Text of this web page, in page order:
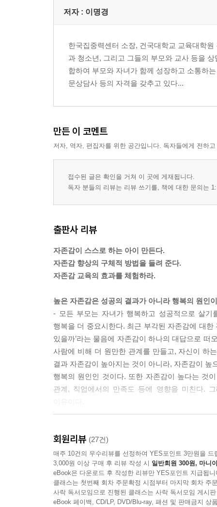
2단계 : 계획 수립 - 언제, 어떤 방법으로 하는 것
4단계 : 수행 후 점검 - 과제의 완성도, 부족한 자신
5단계 : 자기 강화 - 스스로에 대한 칭찬과 격려
4. 선택과 책임 가르치기
다양한 역할 주기
5. 성공과 실패에 대한 부모의 대처 전략
실패에 대한 내성이 자존감 급락을 예방한다
6. 자존감을 높이는 칭찬과 훈육 방법
과정 중심 VS 결과 중심
가족 회의를 통해 가족 규칙 만들기
5부 자존감 교육의 효과
높은 공감 능력, 대인관계 능력
높은 집중력
목표 지향적 행동, 자기 조절 능력
저자 : 이명경
한국집중력센터 소장, 건국대학교 교육대학
과 청소년, 그리고 그들의 부모와 교사 등을
합하여 부모와 자녀가 함께 성장하고 소통하
문상담사 등의 자격을 갖추고 있다...
만든 이 코멘트
저자, 역자, 편집자를 위한 공간입니다. 독자들에게 전하
접수된 글은 확인을 거쳐 이 곳에 게재됩니다.
독자 분들의 리뷰는 리뷰 쓰기를, 책에 대한 문의는
출판사 리뷰
자존감이 스스로 하는 아이 만든다.
자존감 향상의 구체적 방법을 들려 준다.
자존감 교육의 효과를 체험하라.
높은 자존감은 성공의 결과가 아니라 행복의 원인
- 모든 부모는 자녀가 행복하고 성공적으로 살
행복을 더 중요시한다. 최근 부각된 자존감에 대
있을까’라는 물음에 자존감이 하나의 대답으로
사람에 비해 더 원만한 관계를 만들고, 자신이 하
결과 자존감이 높아지는 것이 아니라, 자존감이
행복의 원인인 것이다. 또한 자존감이 높다는 것
관계, 직업에서의 만족도 등에 영향을 미친다.
- 자존감은 스스로를 사랑하고 자신의 힘을 믿는
바뀌지 않는다. 자신에 대한 견고한 이미지의 형
것이다. 자존감이 형성되는 시기에 제대로 자존감
우울로 들어가는 사람으로 성장하지 않는다. 대
편안하게 받아들이고 자신을 변화·성장시키기 위
회원리뷰 (27건)
매주 10건의 우수리뷰를 선정하여 YES포인트 3만원을 드
3,000원 이상 구매 후 리뷰 작성 시 일반회원 300원, 마니
eBook은 다운로드 후 작성한 리뷰만 YES포인트 지급됩니
클래스는 첫번째 회차 주문확정 시점부터 마지막 회차 주
사락 독서모임으로 진행된 클래스는 사락 독서모임 게시
eBook 페이백, CD/LP, DVD/Blu-ray, 패션 및 판매금지 상